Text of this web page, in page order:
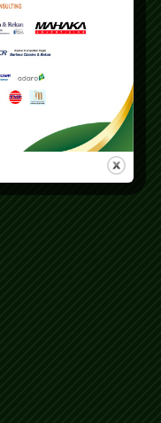
5 Cipete Utara,